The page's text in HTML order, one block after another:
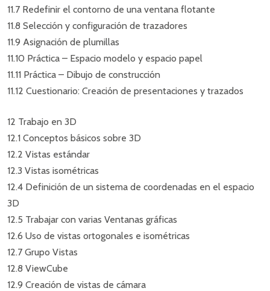
11.7 Redefinir el contorno de una ventana flotante
11.8 Selección y configuración de trazadores
11.9 Asignación de plumillas
11.10 Práctica – Espacio modelo y espacio papel
11.11 Práctica – Dibujo de construcción
11.12 Cuestionario: Creación de presentaciones y trazados
12 Trabajo en 3D
12.1 Conceptos básicos sobre 3D
12.2 Vistas estándar
12.3 Vistas isométricas
12.4 Definición de un sistema de coordenadas en el espacio
3D
12.5 Trabajar con varias Ventanas gráficas
12.6 Uso de vistas ortogonales e isométricas
12.7 Grupo Vistas
12.8 ViewCube
12.9 Creación de vistas de cámara